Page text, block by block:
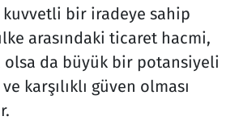
bir iradeye sahip
arasındaki ticaret hacmi,
olsa da büyük bir potansiyeli
karşılıklı güven olması